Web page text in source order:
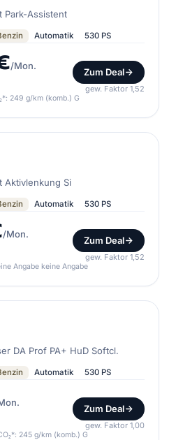
Park-Assistent
Automatik 530 PS
/Mon.
Zum Deal
gew. Faktor 1,52
249 g/km (komb.) G
i xDrive Cabrio Laserlicht Aktivlenkung Si
Automatik 530 PS
/Mon.
Zum Deal
gew. Faktor 1,52
Angabe keine Angabe
DA Prof PA+ HuD Softcl.
Automatik 530 PS
Zum Deal
gew. Faktor 1,00
245 g/km (komb.) G